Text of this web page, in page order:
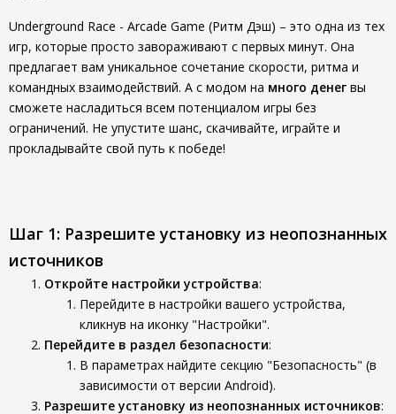
Underground Race - Arcade Game (Ритм Дэш) – это одна из тех
игр, которые просто завораживают с первых минут. Она
предлагает вам уникальное сочетание скорости, ритма и
командных взаимодействий. А с модом на много денег вы
сможете насладиться всем потенциалом игры без
ограничений. Не упустите шанс, скачивайте, играйте и
прокладывайте свой путь к победе!
Шаг 1: Разрешите установку из неопознанных
источников
Откройте настройки устройства:
Перейдите в настройки вашего устройства,
кликнув на иконку "Настройки".
Перейдите в раздел безопасности:
В параметрах найдите секцию "Безопасность" (в
зависимости от версии Android).
Разрешите установку из неопознанных источников: